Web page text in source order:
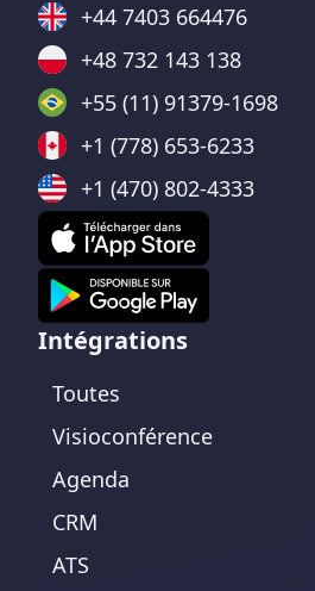
+44 7403 664476
+48 732 143 138
+55 (11) 91379-1698
+1 (778) 653-6233
+1 (470) 802-4333
Intégrations
Toutes
Visioconférence
Agenda
CRM
ATS